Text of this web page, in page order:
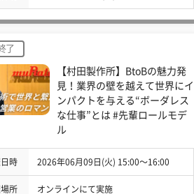
了
【村田製作所】BtoBの魅力発
見！業界の壁を越えて世界にイ
ンパクトを与える“ボーダレス
な仕事”とは #先輩ロールモデ
ル
日時 2026年06月09日(火) 15:00〜16:00
場所 オンラインにて実施